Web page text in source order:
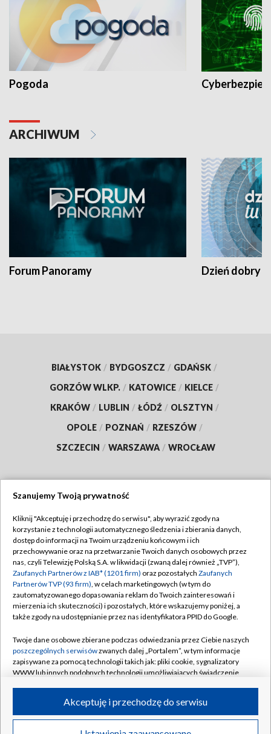
Pogoda
ARCHIWUM
Forum Panoramy Dzień dobry
BIAŁYSTOK / BYDGOSZCZ / GDAŃSK /
GORZÓW WLKP. / KATOWICE / KIELCE /
KRAKÓW / LUBLIN / ŁÓDŹ / OLSZTYN /
OPOLE / POZNAŃ / RZESZÓW /
SZCZECIN / WARSZAWA / WROCŁAW
TVP
Abonament TVP
Emisja w TVP
Centrum informacji TVP
Naziemna Telewizja Cyfrowa
Rada Programowa
System NOS
Informacje o nadawcy
Program dla prasy
Regulamin TVP
Polityka prywatności
Moje zgody
Pomoc
Kontakt
Kanały
©2026 Telewizja Polska S.A. w likwidacji
Szanujemy Twoją prywatność
Kliknij "Akceptuję i przechodzę do serwisu", aby wyrazić zgody na
korzystanie z technologii automatycznego śledzenia i zbierania danych,
dostęp do informacji na Twoim urządzeniu końcowym i ich
przechowywanie oraz na przetwarzanie Twoich danych osobowych przez
nas, czyli Telewizję Polską S.A. w likwidacji (zwaną dalej również „TVP”),
Zaufanych Partnerów z IAB* (1201 firm) oraz pozostałych Zaufanych
Partnerów TVP (93 firm), w celach marketingowych (w tym do
zautomatyzowanego dopasowania reklam do Twoich zainteresowań i
mierzenia ich skuteczności) i pozostałych, które wskazujemy poniżej, a
także zgody na udostępnianie przez nas identyfikatora PPID do Google.
Twoje dane osobowe zbierane podczas odwiedzania przez Ciebie naszych
poszczególnych serwisówzwanych dalej „Portalem”, w tym informacje
zapisywane za pomocą technologii takich jak: pliki cookie, sygnalizatory
WWW lub innych podobnych technologii umożliwiających świadczenie
ruchu w Internecie.
Twoje dane osobowe zbierane podczas odwiedzania przez Ciebie
Akceptuję i przechodzę do serwisu